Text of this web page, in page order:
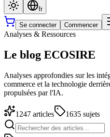
fr
Se connecter Commencer
Analyses & Ressources
Le blog ECOSIRE
Analyses approfondies sur les
commerce et la technologie
propulsées par l'IA.
1247 articles 1635 sujets